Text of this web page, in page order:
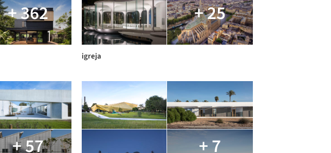
+ 362 + 25
igreja
+ 57 + 7